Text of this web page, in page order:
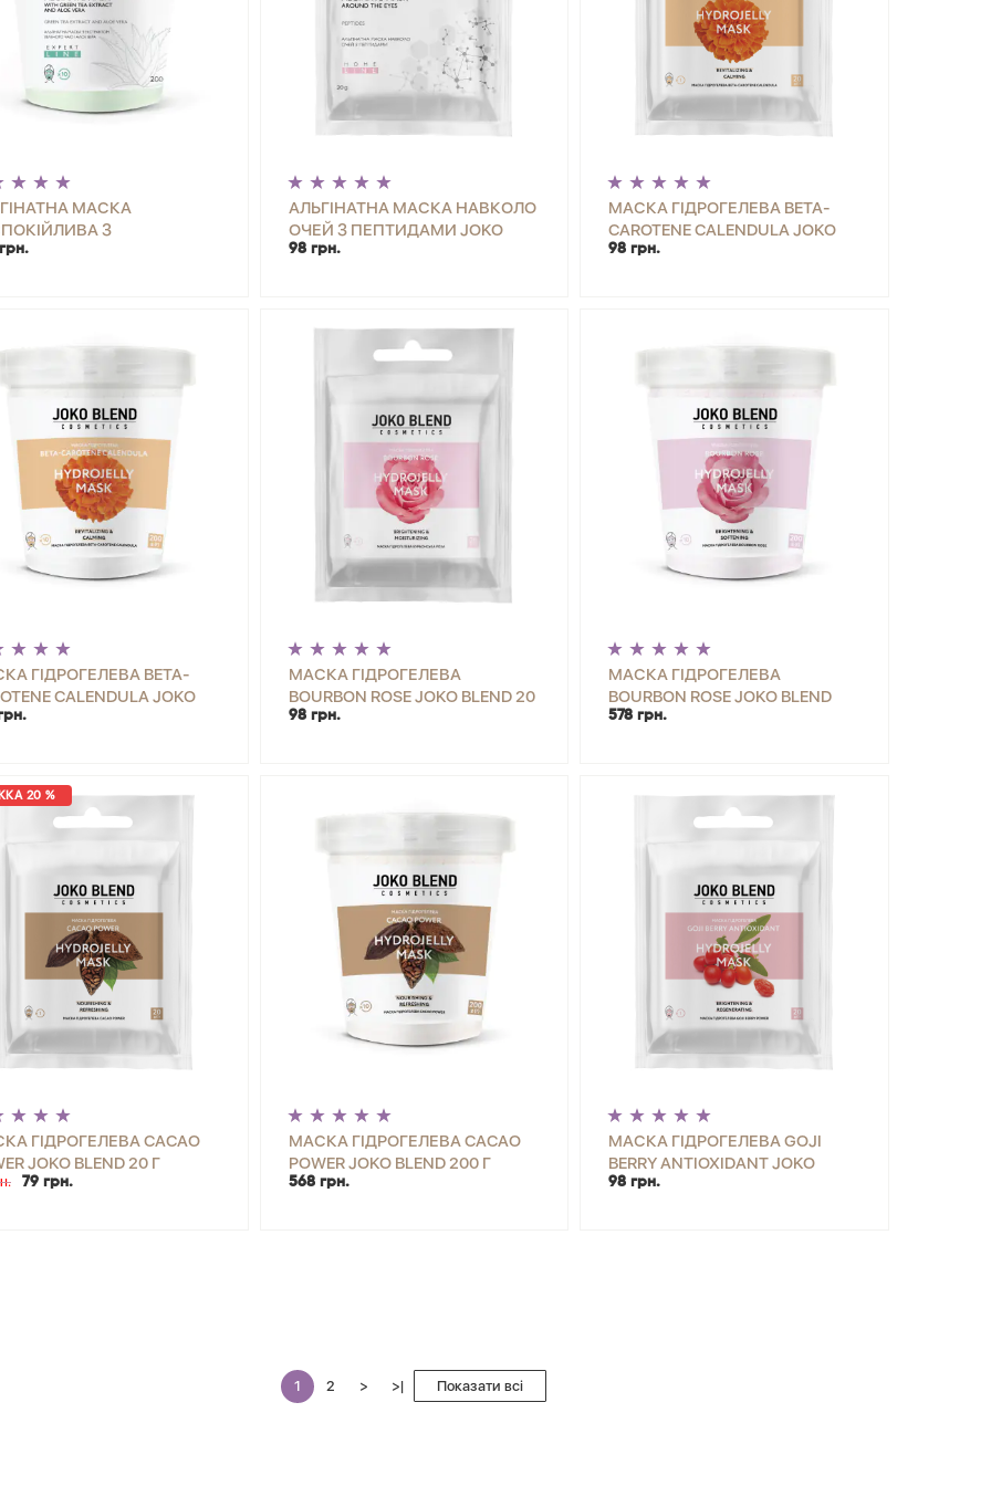
МАСКА
З
ЗЕЛЕНОГО ЧАЮ І
АЛЬГІНАТНА МАСКА НАВКОЛО
ОЧЕЙ З ПЕПТИДАМИ JOKO
BLEND 20 Г
98 грн.
-
МАСКА ГІДРОГЕЛЕВА BETA-
CAROTENE CALENDULA JOKO
BLEND 20 Г
98 грн.
-
ГІДРОГЕЛЕВА BETA-
CALENDULA JOKO
200 Г
МАСКА ГІДРОГЕЛЕВА
BOURBON ROSE JOKO BLEND 20
Г
98 грн.
-
МАСКА ГІДРОГЕЛЕВА
BOURBON ROSE JOKO BLEND
200 Г
578 грн.
-
20 %
ГІДРОГЕЛЕВА CACAO
JOKO BLEND 20 Г
79 грн.
+
МАСКА ГІДРОГЕЛЕВА CACAO
POWER JOKO BLEND 200 Г
568 грн.
-
МАСКА ГІДРОГЕЛЕВА GOJI
BERRY ANTIOXIDANT JOKO
BLEND 20 Г
98 грн.
-
1 2 > >| Показати всі